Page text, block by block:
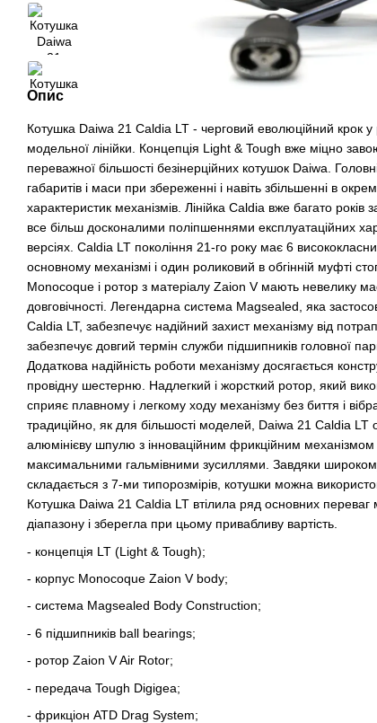
Опис
Котушка Daiwa 21 Caldia LT - черговий еволюційний крок у
модельної лінійки. Концепція Light & Tough вже міцно
переважної більшості безінерційних котушок Daiwa.
габаритів і маси при збереженні і навіть збільшенні в
характеристик механізмів. Лінійка Caldia вже багато років
все більш досконалими поліпшеннями експлуатаційних
версіях. Caldia LT покоління 21-го року має 6
основному механізмі і один роликовий в обгінній муфті
Monocoque і ротор з матеріалу Zaion V мають невелику
довговічності. Легендарна система Magsealed, яка
Caldia LT, забезпечує надійний захист механізму від
забезпечує довгий термін служби підшипників головної
Додаткова надійність роботи механізму досягається
провідну шестерню. Надлегкий і жорсткий ротор, який
сприяє плавному і легкому ходу механізму без биття і
традиційно, як для більшості моделей, Daiwa 21 Caldia LT
алюмінієву шпулю з інноваційним фрикційним
максимальними гальмівними зусиллями. Завдяки
складається з 7-ми типорозмірів, котушки можна
Котушка Daiwa 21 Caldia LT втілила ряд основних переваг
діапазону і зберегла при цьому привабливу вартість.
- концепція LT (Light & Tough);
- корпус Monocoque Zaion V body;
- система Magsealed Body Construction;
- 6 підшипників ball bearings;
- ротор Zaion V Air Rotor;
- передача Tough Digigea;
- фрикціон ATD Drag System;